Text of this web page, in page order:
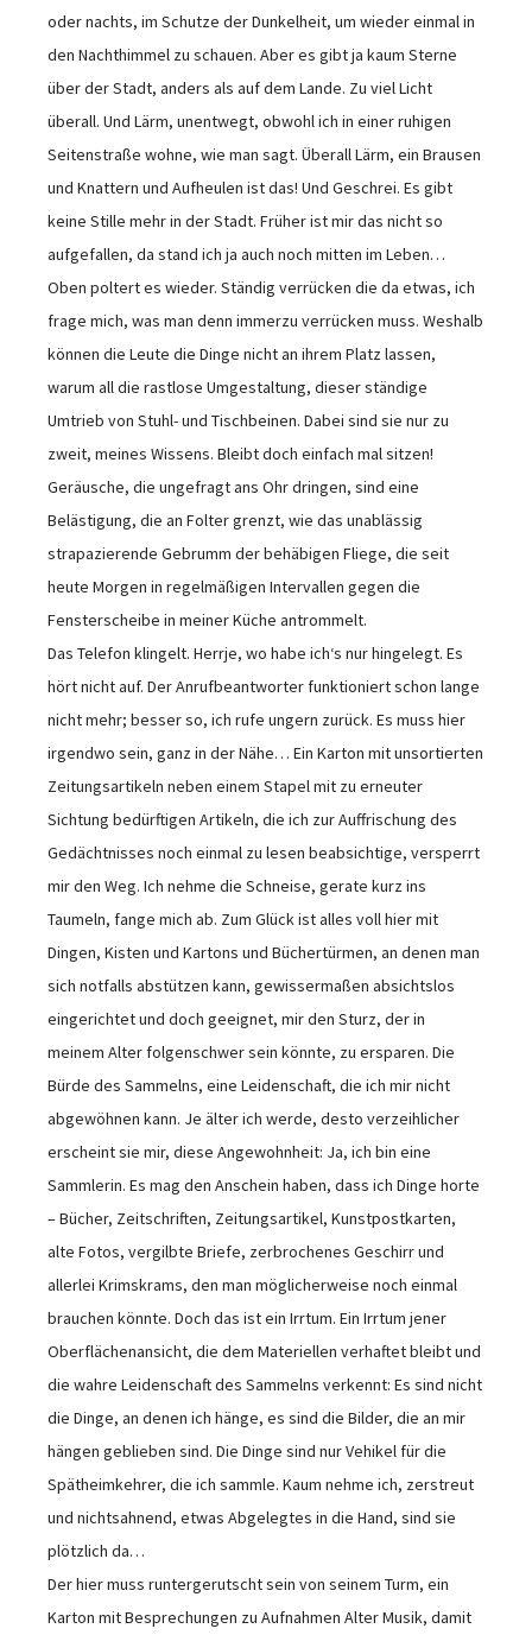
oder nachts, im Schutze der Dunkelheit, um wieder einmal in
den Nachthimmel zu schauen. Aber es gibt ja kaum Sterne
über der Stadt, anders als auf dem Lande. Zu viel Licht
überall. Und Lärm, unentwegt, obwohl ich in einer ruhigen
Seitenstraße wohne, wie man sagt. Überall Lärm, ein Brausen
und Knattern und Aufheulen ist das! Und Geschrei. Es gibt
keine Stille mehr in der Stadt. Früher ist mir das nicht so
aufgefallen, da stand ich ja auch noch mitten im Leben…
Oben poltert es wieder. Ständig verrücken die da etwas, ich
frage mich, was man denn immerzu verrücken muss. Weshalb
können die Leute die Dinge nicht an ihrem Platz lassen,
warum all die rastlose Umgestaltung, dieser ständige
Umtrieb von Stuhl- und Tischbeinen. Dabei sind sie nur zu
zweit, meines Wissens. Bleibt doch einfach mal sitzen!
Geräusche, die ungefragt ans Ohr dringen, sind eine
Belästigung, die an Folter grenzt, wie das unablässig
strapazierende Gebrumm der behäbigen Fliege, die seit
heute Morgen in regelmäßigen Intervallen gegen die
Fensterscheibe in meiner Küche antrommelt.
Das Telefon klingelt. Herrje, wo habe ich‘s nur hingelegt. Es
hört nicht auf. Der Anrufbeantworter funktioniert schon lange
nicht mehr; besser so, ich rufe ungern zurück. Es muss hier
irgendwo sein, ganz in der Nähe… Ein Karton mit unsortierten
Zeitungsartikeln neben einem Stapel mit zu erneuter
Sichtung bedürftigen Artikeln, die ich zur Auffrischung des
Gedächtnisses noch einmal zu lesen beabsichtige, versperrt
mir den Weg. Ich nehme die Schneise, gerate kurz ins
Taumeln, fange mich ab. Zum Glück ist alles voll hier mit
Dingen, Kisten und Kartons und Büchertürmen, an denen man
sich notfalls abstützen kann, gewissermaßen absichtslos
eingerichtet und doch geeignet, mir den Sturz, der in
meinem Alter folgenschwer sein könnte, zu ersparen. Die
Bürde des Sammelns, eine Leidenschaft, die ich mir nicht
abgewöhnen kann. Je älter ich werde, desto verzeihlicher
erscheint sie mir, diese Angewohnheit: Ja, ich bin eine
Sammlerin. Es mag den Anschein haben, dass ich Dinge horte
– Bücher, Zeitschriften, Zeitungsartikel, Kunstpostkarten,
alte Fotos, vergilbte Briefe, zerbrochenes Geschirr und
allerlei Krimskrams, den man möglicherweise noch einmal
brauchen könnte. Doch das ist ein Irrtum. Ein Irrtum jener
Oberflächenansicht, die dem Materiellen verhaftet bleibt und
die wahre Leidenschaft des Sammelns verkennt: Es sind nicht
die Dinge, an denen ich hänge, es sind die Bilder, die an mir
hängen geblieben sind. Die Dinge sind nur Vehikel für die
Spätheimkehrer, die ich sammle. Kaum nehme ich, zerstreut
und nichtsahnend, etwas Abgelegtes in die Hand, sind sie
plötzlich da…
Der hier muss runtergerutscht sein von seinem Turm, ein
Karton mit Besprechungen zu Aufnahmen Alter Musik, damit